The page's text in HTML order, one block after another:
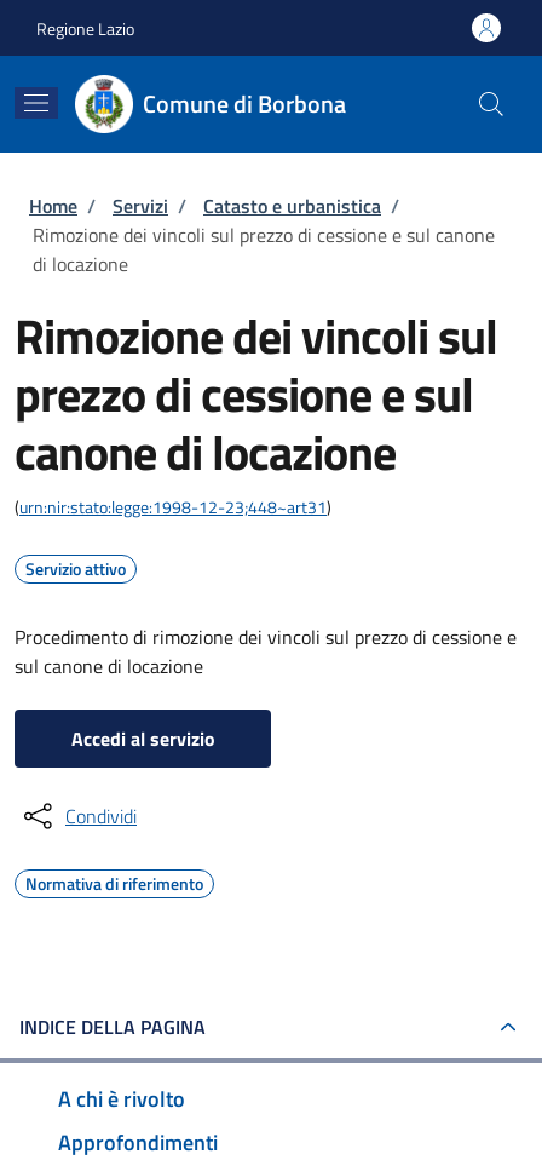
Regione Lazio
Comune di Borbona
Briciole di pane
Home / Servizi / Catasto e urbanistica /
Rimozione dei vincoli sul prezzo di cessione e sul canone
di locazione
Rimozione dei vincoli sul
prezzo di cessione e sul
canone di locazione
(urn:nir:stato:legge:1998-12-23;448~art31)
Servizio attivo
Procedimento di rimozione dei vincoli sul prezzo di cessione e
sul canone di locazione
Accedi al servizio
Condividi
Normativa di riferimento
INDICE DELLA PAGINA
A chi è rivolto
Approfondimenti